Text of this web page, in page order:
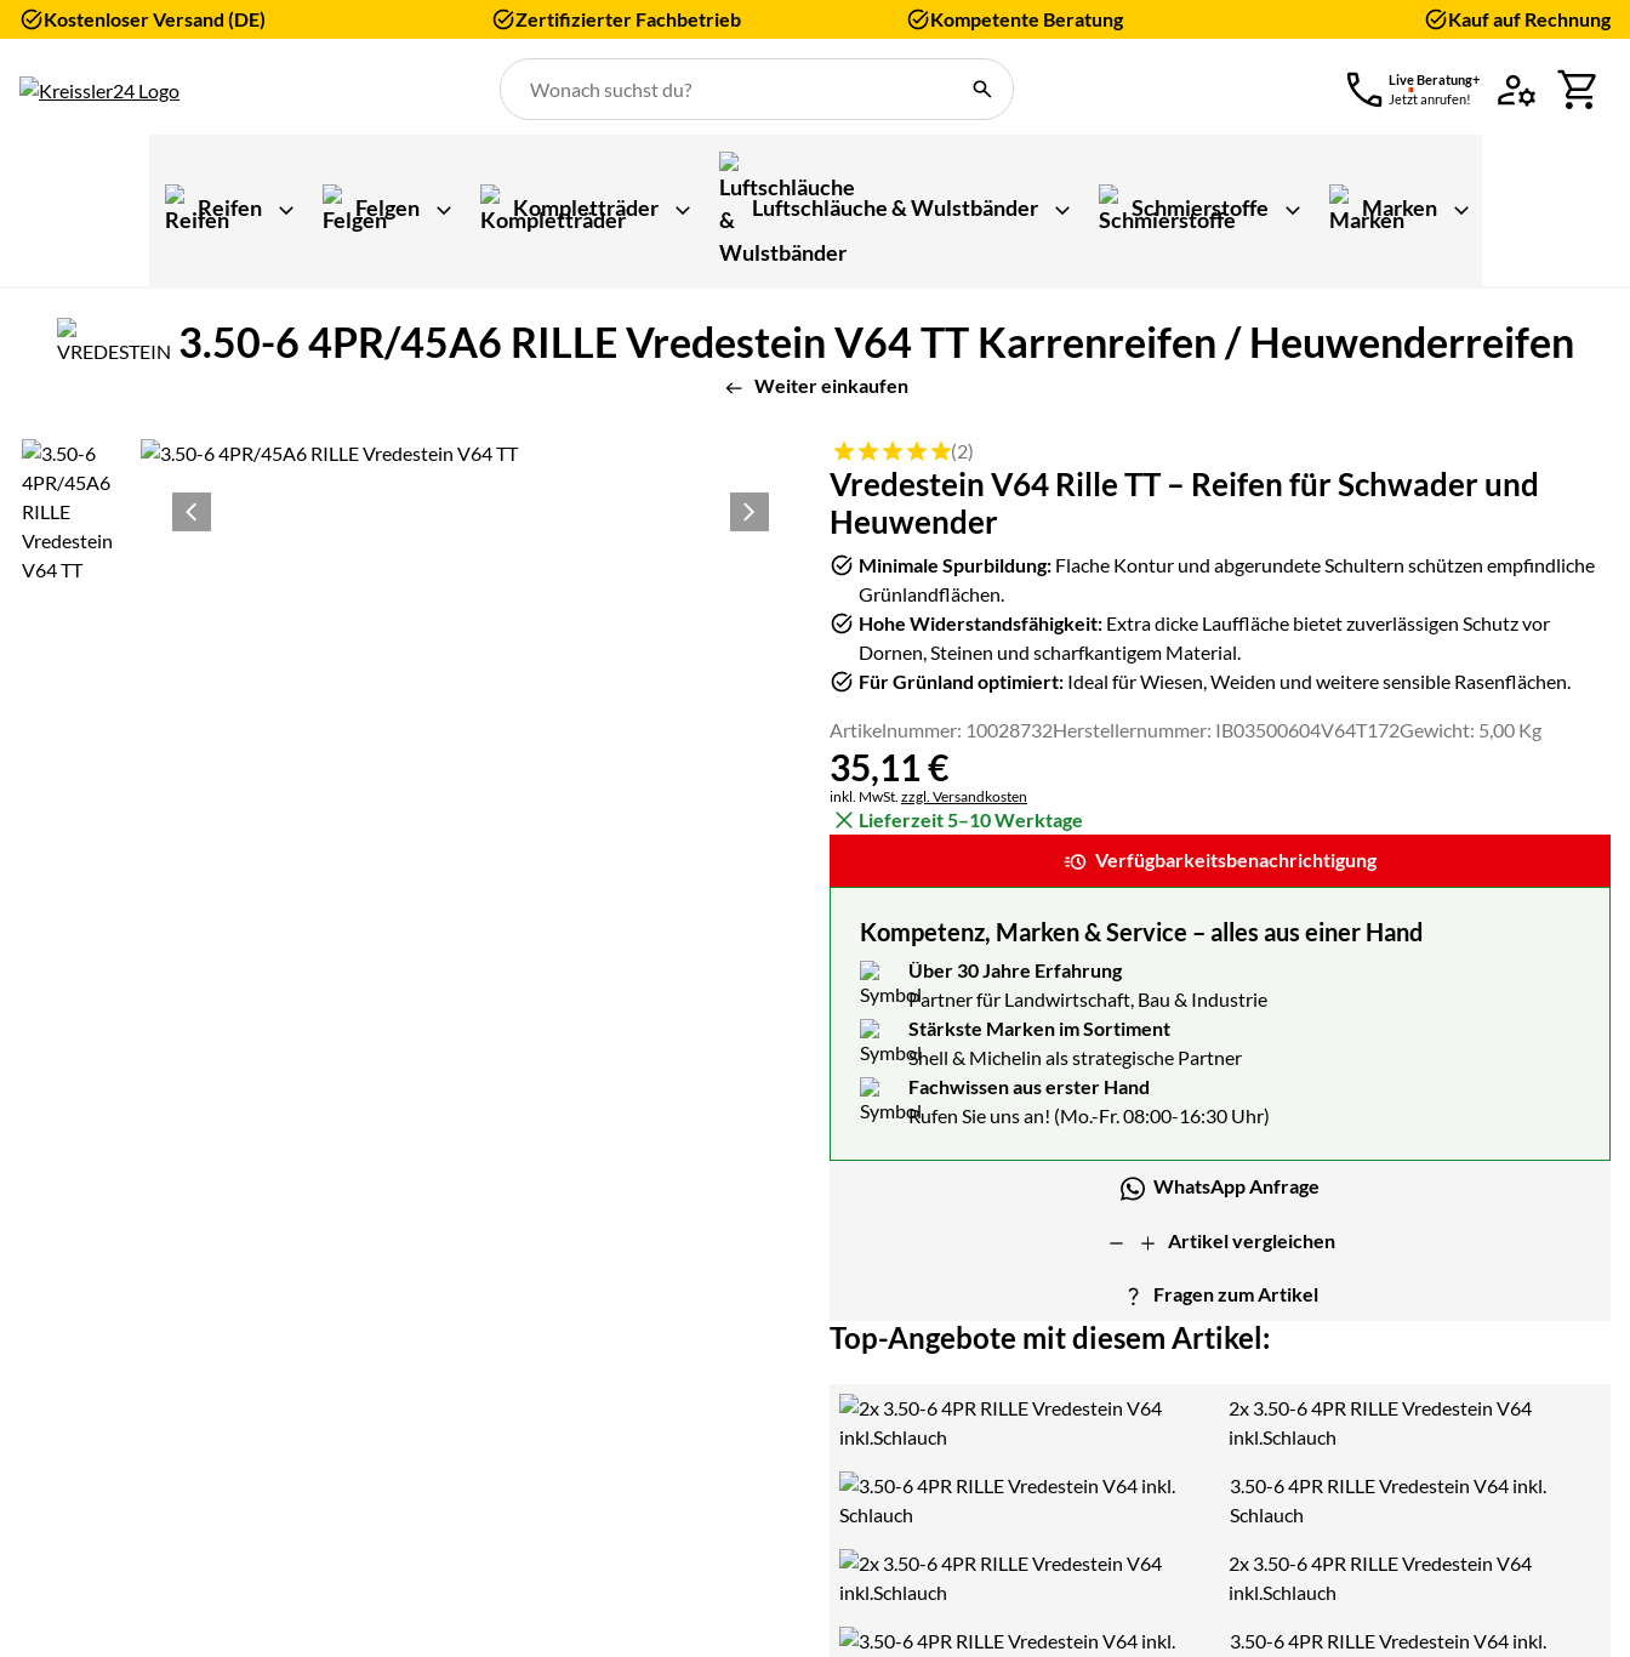
Kostenloser Versand (DE) Zertifizierter Fachbetrieb Kompetente Beratung Kauf auf Rechnung
Live Beratung+
Jetzt anrufen!
Reifen Felgen Kompletträder Luftschläuche & Wulstbänder Schmierstoffe Marken
3.50-6 4PR/45A6 RILLE Vredestein V64 TT Karrenreifen / Heuwenderreifen
Weiter einkaufen
Produktgalerie
Zur Kaufbox springen
Bewertung: 5 von 5 (2 Bewertungen)
(2)
Vredestein V64 Rille TT – Reifen für Schwader und
Heuwender
Minimale Spurbildung: Flache Kontur und abgerundete Schultern schützen empfindliche
Grünlandflächen.
Hohe Widerstandsfähigkeit: Extra dicke Lauffläche bietet zuverlässigen Schutz vor
Dornen, Steinen und scharfkantigem Material.
Für Grünland optimiert: Ideal für Wiesen, Weiden und weitere sensible Rasenflächen.
Artikelnummer: 10028732Herstellernummer: IB03500604V64T172Gewicht: 5,00 Kg
35,11€
Steuerhinweis:
inkl. MwSt. zzgl. Versandkosten
Lieferzeit 5–10 Werktage
Verfügbarkeitsbenachrichtigung
Kompetenz, Marken & Service – alles aus einer Hand
Über 30 Jahre Erfahrung
Partner für Landwirtschaft, Bau & Industrie
Stärkste Marken im Sortiment
Shell & Michelin als strategische Partner
Fachwissen aus erster Hand
Rufen Sie uns an! (Mo.-Fr. 08:00-16:30 Uhr)
WhatsApp Anfrage
Artikel vergleichen
Fragen zum Artikel
Top-Angebote mit diesem Artikel:
2x 3.50-6 4PR RILLE Vredestein V64
inkl.Schlauch
3.50-6 4PR RILLE Vredestein V64 inkl.
Schlauch
2x 3.50-6 4PR RILLE Vredestein V64
inkl.Schlauch
3.50-6 4PR RILLE Vredestein V64 inkl.